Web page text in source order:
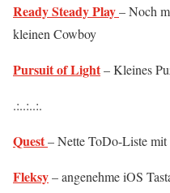
Ready Steady Play– Noch
kleinen Cowboy
Pursuit of Light– Kleines
.:..:..:.
Quest– Nette ToDo-Liste mit
Fleksy– angenehme iOS